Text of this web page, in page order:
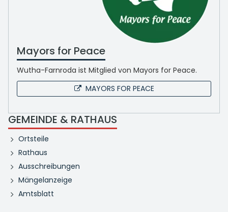
Mayors for Peace
Wutha-Farnroda ist Mitglied von Mayors for Peace.
MAYORS FOR PEACE
GEMEINDE & RATHAUS
Ortsteile
Rathaus
Ausschreibungen
Mängelanzeige
Amtsblatt